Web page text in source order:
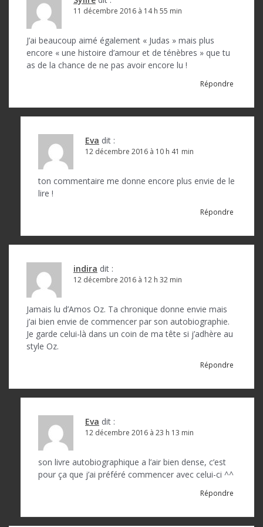
’
11 décembre 2016 à 14 h 55 min
J’ai beaucoup aimé également « Judas » mais plus
encore « une histoire d’amour et de ténèbres » que tu
as de la chance de ne pas avoir encore lu !
Répondre
Eva dit :
12 décembre 2016 à 10 h 41 min
ton commentaire me donne encore plus envie de le
lire !
Répondre
indira dit :
12 décembre 2016 à 12 h 32 min
Jamais lu d’Amos Oz. Ta chronique donne envie mais
j’ai bien envie de commencer par son autobiographie.
Je garde celui-là dans un coin de ma tête si j’adhère au
style Oz.
Répondre
Eva dit :
12 décembre 2016 à 23 h 13 min
son livre autobiographique a l’air bien dense, c’est
pour ça que j’ai préféré commencer avec celui-ci ^^
Répondre